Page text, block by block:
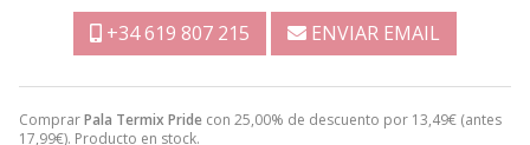
ComprarPala Termix Pride con 25,00% de descuento por 13,49€ (antes
17,99€). Producto en stock.
+34 619 807 215 ENVIAR EMAIL